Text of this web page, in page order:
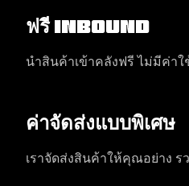
ฟรี Inbound
นำสินค้าเข้าคลังฟรี ไม่มีค่าใ
ค่าจัดส่งแบบพิเศษ
เราจัดส่งสินค้าให้คุณอย่าง ร